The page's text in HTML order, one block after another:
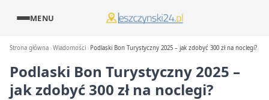
MENU
Strona główna Wiadomości Podlaski Bon Turystyczny 2025 – jak zdobyć 300 zł na noclegi?
Podlaski Bon Turystyczny 2025 –
jak zdobyć 300 zł na noclegi?